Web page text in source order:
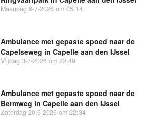
Maandag 6-7-2026 om 05:14
Ambulance met gepaste spoed naar de
Capelseweg in Capelle aan den IJssel
Vrijdag 3-7-2026 om 22:49
Ambulance met gepaste spoed naar de
Bermweg in Capelle aan den IJssel
Zaterdag 20-6-2026 om 22:34